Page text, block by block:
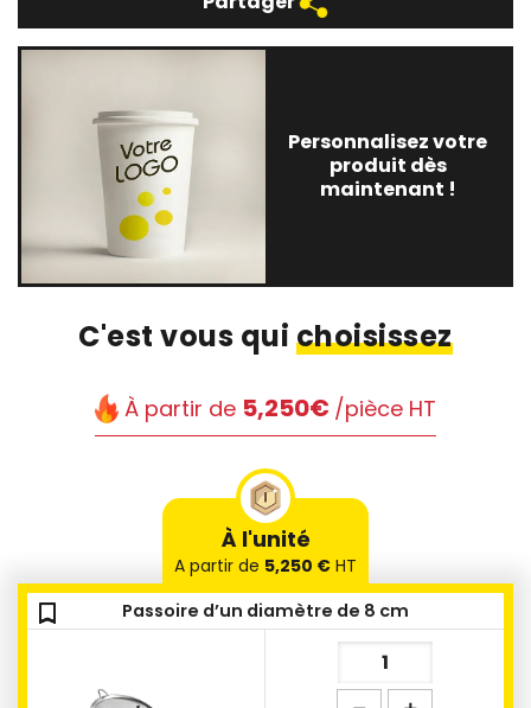
Personnalisez votre
produit dès
maintenant !
C'est vous qui choisissez
À partir de 5,250€ /pièce HT
À l'unité
A partir de 5,250 € HT
bookmark_outline Passoire d’un diamètre de 8 cm
bookmark_outline
bookmark_outline
bookmark_outline
bookmark_outline
bookmark_outline